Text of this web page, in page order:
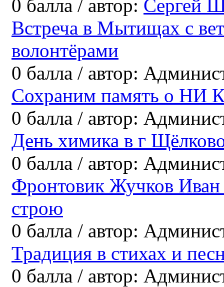
0 балла / автор: Сергей
Встреча в Мытищах с
волонтёрами
0 балла / автор:
Сохраним память о НИ
0 балла / автор:
День химика в г
0 балла / автор:
Фронтовик Жучков
строю
0 балла / автор:
Традиция в стихах и
0 балла / автор: